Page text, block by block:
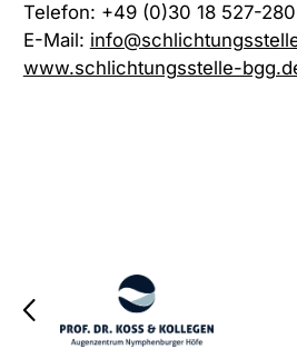
Telefon: +49 (0)30 18 527-
E-Mail:
www.schlichtungsstelle-